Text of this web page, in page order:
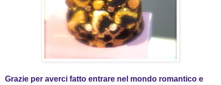
Grazie per averci fatto entrare nel mondo romantico e